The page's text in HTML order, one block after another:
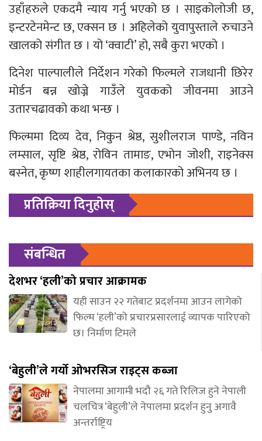
उहाँहरुले एकदमै न्याय गर्नु भएको छ । साइकोलोजी छ,
इन्टरटेनमेन्ट छ, एक्सन छ । अहिलेको युवापुस्ताले रुचाउने
खालको संगीत छ । यो ‘क्वाटी’ हो, सबै कुरा भएको ।
दिनेश पाल्पालीले निर्देशन गरेको फिल्मले राजधानी छिरेर
मोर्डन बन्न खोज्ने गाउँले युवकको जीवनमा आउने
उतारचढावको कथा भन्छ ।
फिल्ममा दिव्य देव, निकुन श्रेष्ठ, सुशीलराज पाण्डे, नविन
लम्साल, सृष्टि श्रेष्ठ, रोविन तामाङ, एभोन जोशी, राइनेक्स
बस्नेत, कृष्ण शाहीलगायतका कलाकारको अभिनय छ ।
प्रतिक्रिया दिनुहोस्
संबन्धित
देशभर ‘हली’को प्रचार आक्रामक
यही साउन २२ गतेबाट प्रदर्शनमा आउन लागेको
फिल्म ‘हली’को प्रचारप्रसारलाई व्यापक पारिएको
छ। निर्माण टिमले
‘बेहुली’ले गर्यो ओभरसिज राइट्स कब्जा
नेपालमा आगामी भदौ २६ गते रिलिज हुने नेपाली
चलचित्र ‘बेहुली’ले नेपालमा प्रदर्शन हुनु अगावै
अन्तर्राष्ट्रिय